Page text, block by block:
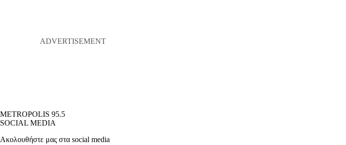
METROPOLIS 95.5
SOCIAL MEDIA
Ακολουθήστε μας στα social media